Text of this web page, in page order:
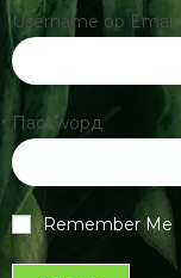
Username ор Email
Пассwорд
Remember Me